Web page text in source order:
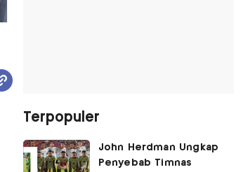
Terpopuler
John Herdman Ungkap
Penyebab Timnas